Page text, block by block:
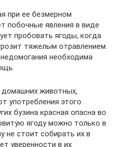
при ее безмерном
побочные явления в виде
пробовать ягоды, когда
тяжелым отравлением.
необходима
домашних животных,
употребления этого
бузина красная опасна во
ягоду можно только в
не стоит собирать их в
уверенности в их